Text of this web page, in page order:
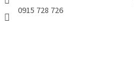
0915 728 726